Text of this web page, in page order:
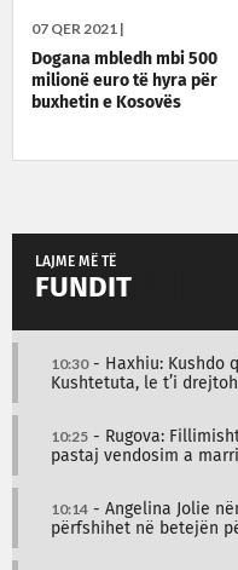
07 QER 2021 |
Dogana mbledh mbi 500
milionë euro të hyra për
buxhetin e Kosovës
LAJME MË TË
FUNDIT
10:30- Haxhiu: Kushdo
Kushtetuta, le t’i
10:25 - Rugova:
pastaj vendosim a
10:14 - Angelina Jolie
përfshihet në betejën